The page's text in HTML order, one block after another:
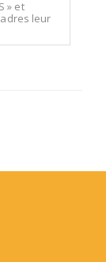
» et
leur